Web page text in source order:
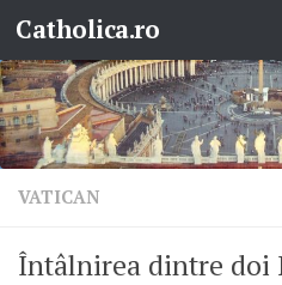
Skip to content
Catholica.ro
VATICAN
Întâlnirea dintre doi